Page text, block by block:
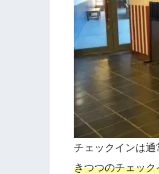
チェックインは
きつつのチェック